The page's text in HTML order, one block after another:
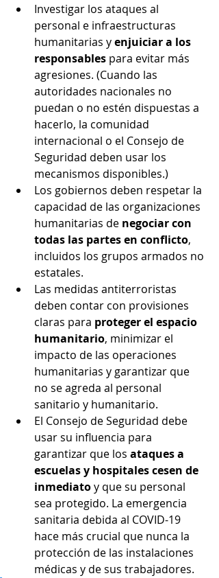
Investigar los ataques al
personal e infraestructuras
humanitarias y enjuiciar a los
responsables para evitar más
agresiones. (Cuando las
autoridades nacionales no
puedan o no estén dispuestas a
hacerlo, la comunidad
internacional o el Consejo de
Seguridad deben usar los
mecanismos disponibles.)
Los gobiernos deben respetar la
capacidad de las organizaciones
humanitarias de negociar con
todas las partes en conflicto,
incluidos los grupos armados no
estatales.
Las medidas antiterroristas
deben contar con provisiones
claras para proteger el espacio
humanitario, minimizar el
impacto de las operaciones
humanitarias y garantizar que
no se agreda al personal
sanitario y humanitario.
El Consejo de Seguridad debe
usar su influencia para
garantizar que los ataques a
escuelas y hospitales cesen de
inmediato y que su personal
sea protegido. La emergencia
sanitaria debida al COVID-19
hace más crucial que nunca la
protección de las instalaciones
médicas y de sus trabajadores.